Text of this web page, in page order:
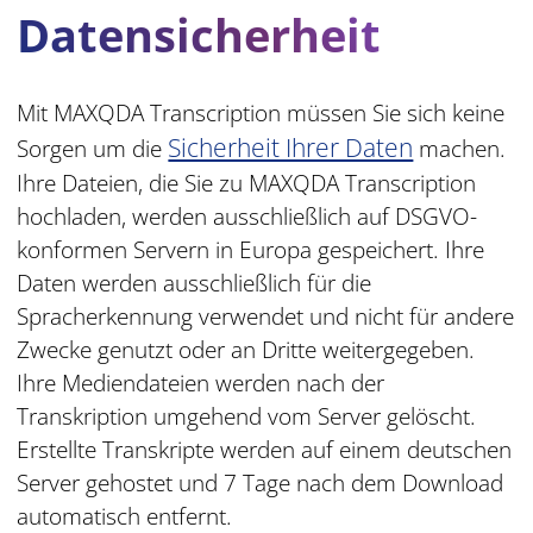
Datensicherheit
Mit MAXQDA Transcription müssen Sie sich keine
Sorgen um die Sicherheit Ihrer Daten machen.
Ihre Dateien, die Sie zu MAXQDA Transcription
hochladen, werden ausschließlich auf DSGVO-
konformen Servern in Europa gespeichert. Ihre
Daten werden ausschließlich für die
Spracherkennung verwendet und nicht für andere
Zwecke genutzt oder an Dritte weitergegeben.
Ihre Mediendateien werden nach der
Transkription umgehend vom Server gelöscht.
Erstellte Transkripte werden auf einem deutschen
Server gehostet und 7 Tage nach dem Download
automatisch entfernt.